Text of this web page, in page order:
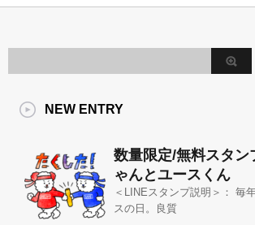
NEW ENTRY
数量限定/無料スタン
ゃんとユースくん
＜LINEスタンプ説明＞： 毎
スの日。良質